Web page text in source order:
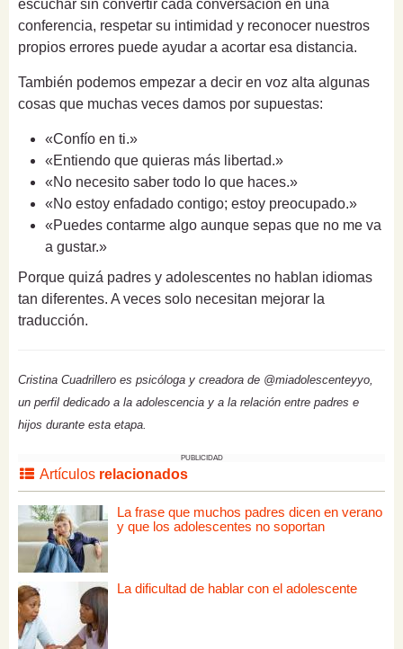
escuchar sin convertir cada conversación en una
conferencia, respetar su intimidad y reconocer nuestros
propios errores puede ayudar a acortar esa distancia.
También podemos empezar a decir en voz alta algunas
cosas que muchas veces damos por supuestas:
«Confío en ti.»
«Entiendo que quieras más libertad.»
«No necesito saber todo lo que haces.»
«No estoy enfadado contigo; estoy preocupado.»
«Puedes contarme algo aunque sepas que no me va
a gustar.»
Porque quizá padres y adolescentes no hablan idiomas
tan diferentes. A veces solo necesitan mejorar la
traducción.
Cristina Cuadrillero es psicóloga y creadora de @miadolescenteyyo,
un perfil dedicado a la adolescencia y a la relación entre padres e
hijos durante esta etapa.
PUBLICIDAD
Artículos relacionados
La frase que muchos padres dicen en verano
y que los adolescentes no soportan
La dificultad de hablar con el adolescente